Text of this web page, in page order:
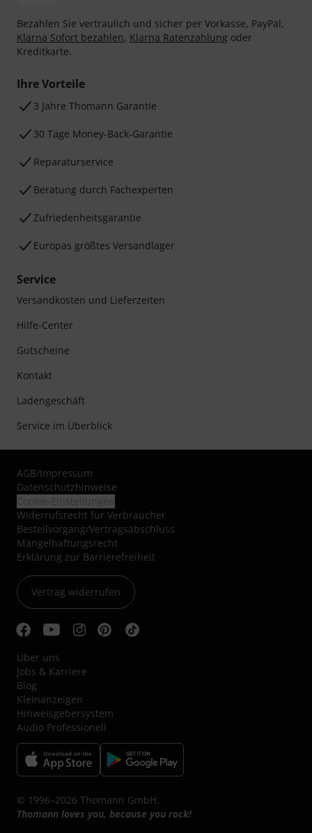
Bezahlen Sie vertraulich und sicher per Vorkasse, PayPal,
Klarna Sofort bezahlen, Klarna Ratenzahlung oder
Kreditkarte.
Ihre Vorteile
3 Jahre Thomann Garantie
30 Tage Money-Back-Garantie
Reparaturservice
Beratung durch Fachexperten
Zufriedenheitsgarantie
Europas größtes Versandlager
Service
Versandkosten und Lieferzeiten
Hilfe-Center
Gutscheine
Kontakt
Ladengeschäft
Service im Überblick
AGB/Impressum
Datenschutzhinweise
Widerrufsrecht für Verbraucher
Bestellvorgang/Vertragsabschluss
Mängelhaftungsrecht
Erklärung zur Barrierefreiheit
Vertrag widerrufen
Über uns
Jobs & Karriere
Blog
Kleinanzeigen
Hinweisgebersystem
Audio Professionell
© 1996–2026 Thomann GmbH.
Thomann loves you, because you rock!